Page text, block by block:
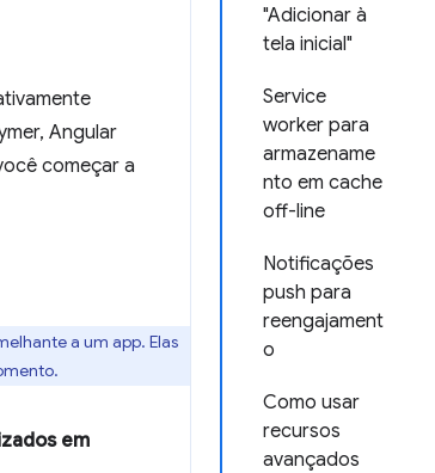
"Adicionar à
tela inicial"
Service
worker para
armazename
nto em cache
off-line
Notificações
push para
reengajament
o
Como usar
recursos
avançados
Angular
começar a
a um app. Elas
em